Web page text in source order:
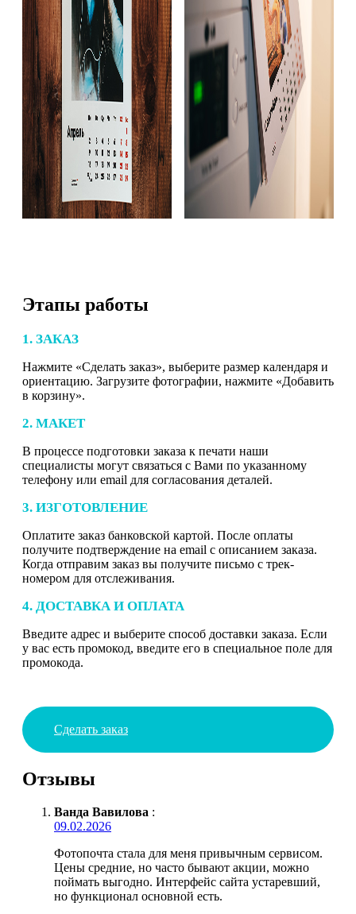
Этапы работы
1. ЗАКАЗ
Нажмите «Сделать заказ», выберите размер календаря и
ориентацию. Загрузите фотографии, нажмите «Добавить
в корзину».
2. МАКЕТ
В процессе подготовки заказа к печати наши
специалисты могут связаться с Вами по указанному
телефону или email для согласования деталей.
3. ИЗГОТОВЛЕНИЕ
Оплатите заказ банковской картой. После оплаты
получите подтверждение на email с описанием заказа.
Когда отправим заказ вы получите письмо с трек-
номером для отслеживания.
4. ДОСТАВКА И ОПЛАТА
Введите адрес и выберите способ доставки заказа. Если
у вас есть промокод, введите его в специальное поле для
промокода.
Сделать заказ
Отзывы
Ванда Вавилова :
09.02.2026
Фотопочта стала для меня привычным сервисом.
Цены средние, но часто бывают акции, можно
поймать выгодно. Интерфейс сайта устаревший,
но функционал основной есть.